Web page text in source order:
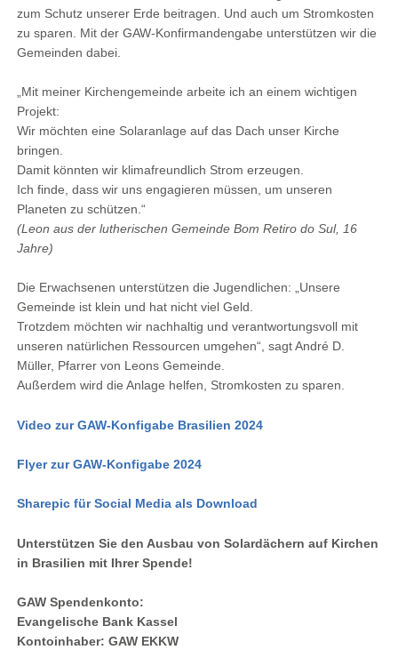
zum Schutz unserer Erde beitragen. Und auch um Stromkosten
zu sparen. Mit der GAW-Konfirmandengabe unterstützen wir die
Gemeinden dabei.
„Mit meiner Kirchengemeinde arbeite ich an einem wichtigen
Projekt:
Wir möchten eine Solaranlage auf das Dach unser Kirche
bringen.
Damit könnten wir klimafreundlich Strom erzeugen.
Ich finde, dass wir uns engagieren müssen, um unseren
Planeten zu schützen.“
(Leon aus der lutherischen Gemeinde Bom Retiro do Sul, 16
Jahre)
Die Erwachsenen unterstützen die Jugendlichen: „Unsere
Gemeinde ist klein und hat nicht viel Geld.
Trotzdem möchten wir nachhaltig und verantwortungsvoll mit
unseren natürlichen Ressourcen umgehen“, sagt André D.
Müller, Pfarrer von Leons Gemeinde.
Außerdem wird die Anlage helfen, Stromkosten zu sparen.
Video zur GAW-Konfigabe Brasilien 2024
Flyer zur GAW-Konfigabe 2024
Sharepic für Social Media als Download
Unterstützen Sie den Ausbau von Solardächern auf Kirchen
in Brasilien mit Ihrer Spende!
GAW Spendenkonto:
Evangelische Bank Kassel
Kontoinhaber: GAW EKKW